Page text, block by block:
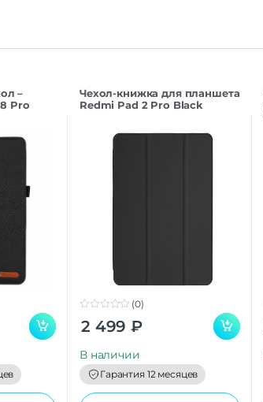
–
Pro
Чехол-книжка для планшета
Redmi Pad 2 Pro Black
o
o
(0)
2 499 ₽
В наличии
Гарантия 12 месяцев